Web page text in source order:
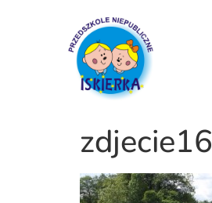
zdjecie16